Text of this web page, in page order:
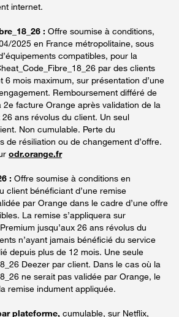
internet.
: Offre soumise à conditions,
2025 en France métropolitaine, sous
compatibles, pour la
par des clients
6 mois maximum, sur présentation d’une
Remboursement différé de
facture Orange après validation de la
26 ans révolus du client. Un seul
Non cumulable. Perte du
de résiliation ou de changement d’offre.
odr.orange.fr
: Offre soumise à conditions en
client bénéficiant d’une remise
par Orange dans le cadre d’une offre
La remise s’appliquera sur
jusqu’aux 26 ans révolus du
n’ayant jamais bénéficié du service
depuis plus de 12 mois. Une seule
Deezer par client. Dans le cas où la
ne serait pas validée par Orange, le
remise indument appliquée.
plateforme, cumulable, sur Netflix,